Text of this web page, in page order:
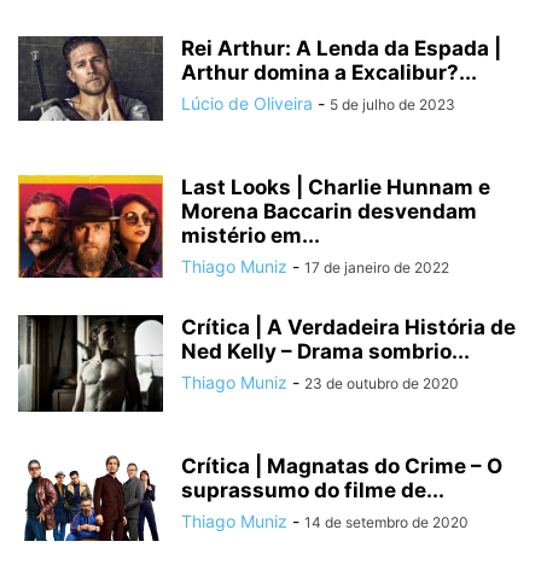
Rei Arthur: A Lenda da Espada |
Arthur domina a Excalibur?...
Lúcio de Oliveira - 5 de julho de 2023
Last Looks | Charlie Hunnam e
Morena Baccarin desvendam
mistério em...
Thiago Muniz - 17 de janeiro de 2022
Crítica | A Verdadeira História de
Ned Kelly – Drama sombrio...
Thiago Muniz - 23 de outubro de 2020
Crítica | Magnatas do Crime – O
suprassumo do filme de...
Thiago Muniz - 14 de setembro de 2020